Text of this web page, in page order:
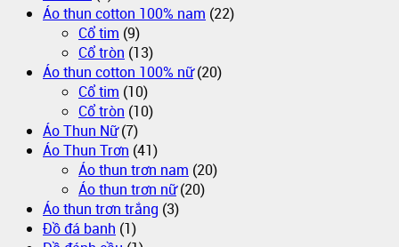
Áo thun cotton 100% nam (22)
Cổ tim (9)
Cổ tròn (13)
Áo thun cotton 100% nữ (20)
Cổ tim (10)
Cổ tròn (10)
Áo Thun Nữ (7)
Áo Thun Trơn (41)
Áo thun trơn nam (20)
Áo thun trơn nữ (20)
Áo thun trơn trắng (3)
Đồ đá banh (1)